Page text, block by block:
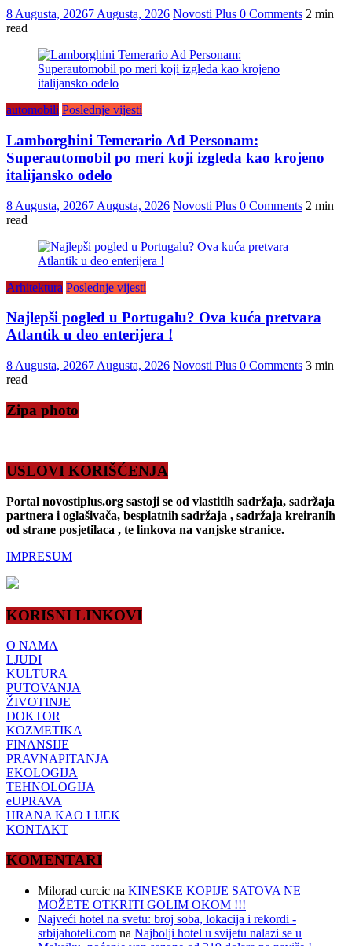
8 Augusta, 20267 Augusta, 2026 Novosti Plus 0 Comments 2 min
read
automobili Poslednje vijesti
Lamborghini Temerario Ad Personam:
Superautomobil po meri koji izgleda kao krojeno
italijansko odelo
8 Augusta, 20267 Augusta, 2026 Novosti Plus 0 Comments 2 min
read
Arhitektura Poslednje vijesti
Najlepši pogled u Portugalu? Ova kuća pretvara
Atlantik u deo enterijera !
8 Augusta, 20267 Augusta, 2026 Novosti Plus 0 Comments 3 min
read
Zipa photo
USLOVI KORIŠĆENJA
Portal novostiplus.org sastoji se od vlastitih sadržaja, sadržaja
partnera i oglašivača, besplatnih sadržaja , sadržaja kreiranih
od strane posjetilaca , te linkova na vanjske stranice.
IMPRESUM
KORISNI LINKOVI
O NAMA
LJUDI
KULTURA
PUTOVANJA
ŽIVOTINJE
DOKTOR
KOZMETIKA
FINANSIJE
PRAVNAPITANJA
EKOLOGIJA
TEHNOLOGIJA
eUPRAVA
HRANA KAO LIJEK
KONTAKT
KOMENTARI
Milorad curcic na KINESKE KOPIJE SATOVA NE
MOŽETE OTKRITI GOLIM OKOM !!!
Najveći hotel na svetu: broj soba, lokacija i rekordi -
srbijahoteli.com na Najbolji hotel u svijetu nalazi se u